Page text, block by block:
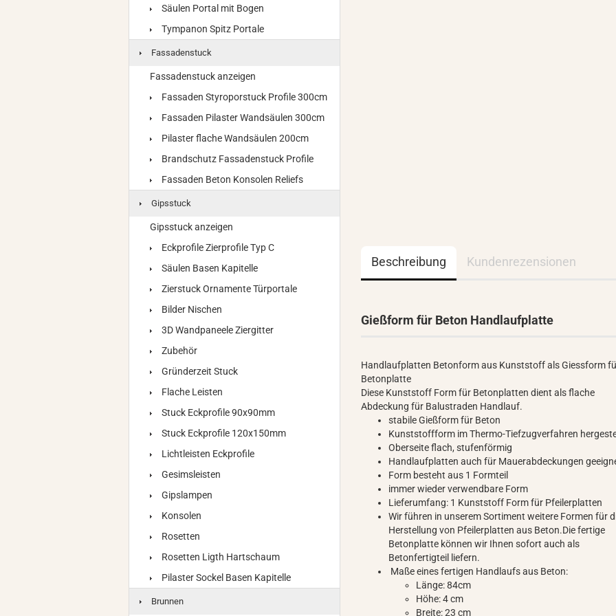
Beschreibung Kundenrezensionen
Gießform für Beton Handlaufplatte
Handlaufplatten Betonform aus Kunststoff als Giessform
Betonplatte
Diese Kunststoff Form für Betonplatten dient als flache
Abdeckung für Balustraden Handlauf.
stabile Gießform für Beton
Kunststoffform im Thermo-Tiefzugverfahren
Oberseite flach, stufenförmig
Handlaufplatten auch für Mauerabdeckungen
Form besteht aus 1 Formteil
immer wieder verwendbare Form
Lieferumfang: 1 Kunststoff Form für Pfeilerplatten
Wir führen in unserem Sortiment weitere Formen für
Herstellung von Pfeilerplatten aus Beton.Die fertige
Betonplatte können wir Ihnen sofort auch als
Betonfertigteil liefern.
Maße eines fertigen Handlaufs aus Beton:
Länge: 84cm
Höhe: 4 cm
Breite: 23 cm
Säulen Portal mit Bogen
Tympanon Spitz Portale
Fassadenstuck
Fassadenstuck anzeigen
Fassaden Styroporstuck Profile 300cm
Fassaden Pilaster Wandsäulen 300cm
Pilaster flache Wandsäulen 200cm
Brandschutz Fassadenstuck Profile
Fassaden Beton Konsolen Reliefs
Gipsstuck
Gipsstuck anzeigen
Eckprofile Zierprofile Typ C
Säulen Basen Kapitelle
Zierstuck Ornamente Türportale
Bilder Nischen
3D Wandpaneele Ziergitter
Zubehör
Gründerzeit Stuck
Flache Leisten
Stuck Eckprofile 90x90mm
Stuck Eckprofile 120x150mm
Lichtleisten Eckprofile
Gesimsleisten
Gipslampen
Konsolen
Rosetten
Rosetten Ligth Hartschaum
Pilaster Sockel Basen Kapitelle
Brunnen